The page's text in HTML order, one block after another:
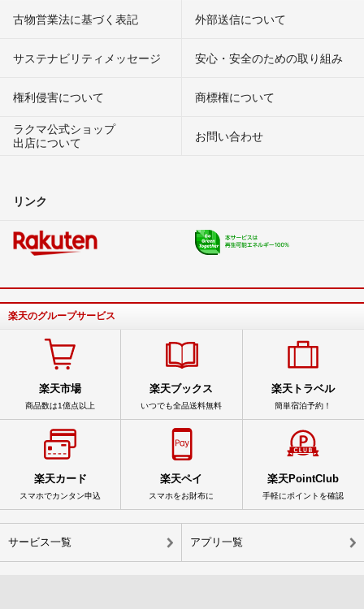
古物営業法に基づく表記 外部送信について
サステナビリティメッセージ 安心・安全のための取り組み
権利侵害について
商標権について
ラクマ公式ショップ
出店について
お問い合わせ
リンク
楽天のグループサービス
楽天市場
商品数は1億点以上
楽天ブックス
いつでも全品送料無料
楽天トラベル
簡単宿泊予約！
楽天カード
スマホでカンタン申込
楽天ペイ
スマホをお財布に
楽天PointClub
手軽にポイントを確認
サービス一覧 アプリ一覧